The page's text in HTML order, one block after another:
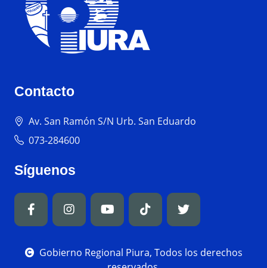
Contacto
Av. San Ramón S/N Urb. San Eduardo
073-284600
Síguenos
Gobierno Regional Piura, Todos los derechos